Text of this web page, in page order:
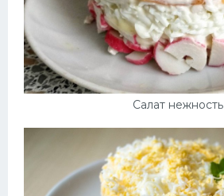
Салат нежность